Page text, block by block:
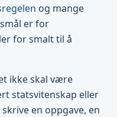
og mange
er for
for smalt til å
ikke skal være
statsvitenskap eller
en oppgave, en